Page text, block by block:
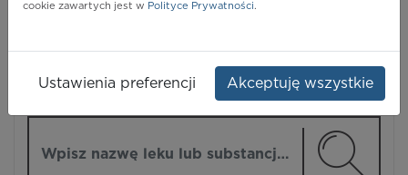
cookie zawartych jest w Polityce Prywatności.
Ustawienia preferencji Akceptuję wszystkie